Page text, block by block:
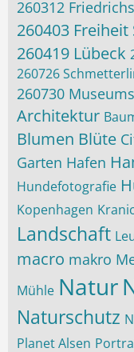
260312
260403
260419 Lübeck
260726
260730
Architektur
Blumen Blüte
Garten Hafen
Hundefotografie
Kopenhagen
Landschaft
macro makro
Mühle Natur
Naturschutz
Planet Alsen